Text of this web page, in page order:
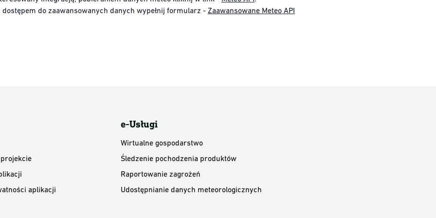
do zaawansowanych danych wypełnij formularz - Zaawansowane Meteo API
aplikacji
e-Usługi
Wirtualne gospodarstwo
Śledzenie pochodzenia produktów
Raportowanie zagrożeń
Udostępnianie danych meteorologicznych